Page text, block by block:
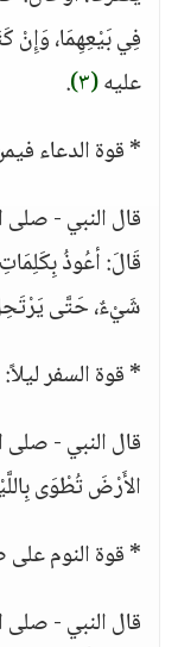
فِي بَيْعِهِمَا، وَإِنْ
عليه(٣) .
* قوة الدعاء
قال النبي - صلى
قَالَ: أعُوذُ
شَيْءٌ، حَتَّى
* قوة السفر ليلاً:
قال النبي - صلى
الأَرْضَ تُطْوَى
* قوة النوم على
قال النبي -